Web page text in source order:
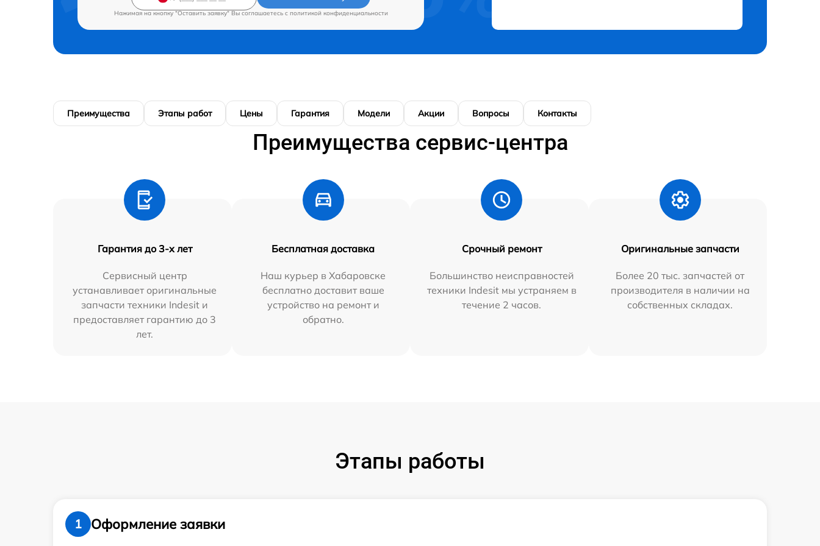
Нажимая на кнопку "Оставить заявку" Вы соглашаетесь c политикой конфиденциальности
Преимущества Этапы работ Цены Гарантия Модели Акции Вопросы Контакты
Преимущества сервис-центра
Гарантия до 3-х лет
Сервисный центр
устанавливает оригинальные
запчасти техники Indesit и
предоставляет гарантию до 3
лет.
Бесплатная доставка
Наш курьер в Хабаровске
бесплатно доставит ваше
устройство на ремонт и
обратно.
Срочный ремонт
Большинство неисправностей
техники Indesit мы устраняем в
течение 2 часов.
Оригинальные запчасти
Более 20 тыс. запчастей от
производителя в наличии на
собственных складах.
Этапы работы
1
Оформление заявки